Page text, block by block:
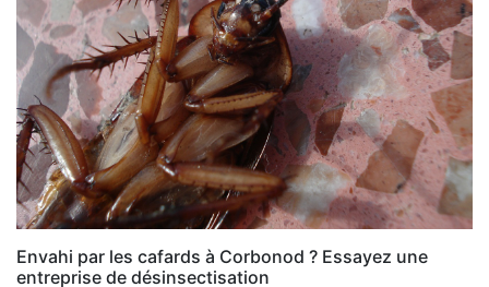
Envahi par les cafards à Corbonod ? Essayez une
entreprise de désinsectisation